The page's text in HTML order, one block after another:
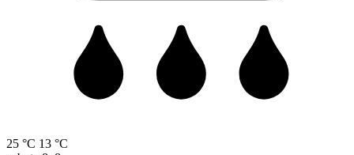
25 °C 13 °C